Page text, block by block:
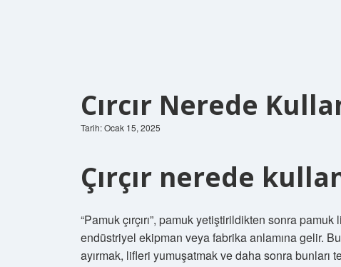
Cırcır Nerede
Tarih: Ocak 15, 2025
Çırçır nerede
“Pamuk çırçırı”, pamuk yetiştirildikten sonra
endüstriyel ekipman veya fabrika anlamına gelir.
ayırmak, lifleri yumuşatmak ve daha sonra bunları